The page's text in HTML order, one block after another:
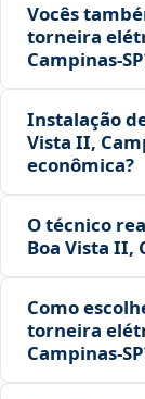
Vocês
torneira
Instalação
Vista II,
econômica?
O técnico
Boa Vista II,
Como
torneira